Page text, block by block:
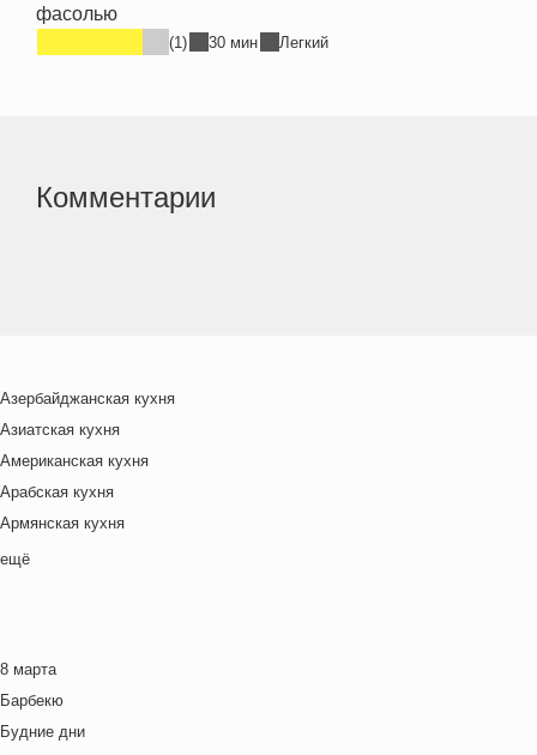
фасолью
(1) 30 мин Легкий
Комментарии
Азербайджанская кухня
Азиатская кухня
Американская кухня
Арабская кухня
Армянская кухня
Белорусская
Венгерская кухня
Греческая кухня
Грузинская кухня
ещё
8 марта
Барбекю
Будние дни